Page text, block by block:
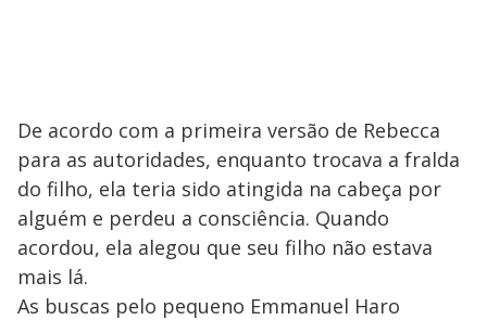
De acordo com a primeira versão de Rebecca
para as autoridades, enquanto trocava a fralda
do filho, ela teria sido atingida na cabeça por
alguém e perdeu a consciência. Quando
acordou, ela alegou que seu filho não estava
mais lá.
As buscas pelo pequeno Emmanuel Haro